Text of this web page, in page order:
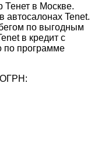
Тенет в Москве.
автосалонах Tenet.
по выгодным
в кредит с
по программе